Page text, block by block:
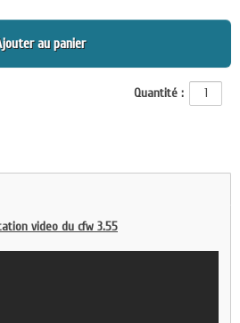
au panier
Quantité :
video du cfw 3.55